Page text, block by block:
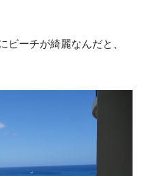
ビーチが綺麗なんだと、